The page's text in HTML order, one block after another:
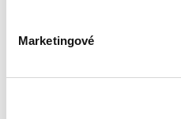
Marketingové